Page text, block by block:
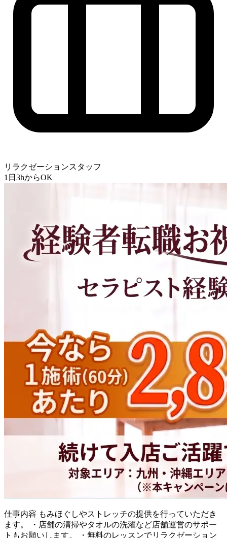
リラクゼーションスタッフ
1日3hからOK
仕事内容 もみほぐしやストレッチの提供を行っていただき
ます。 ・店舗の清掃やタオルの洗濯など店舗運営のサポー
トもお願いします。 ・無料のレッスンでリラクゼーション